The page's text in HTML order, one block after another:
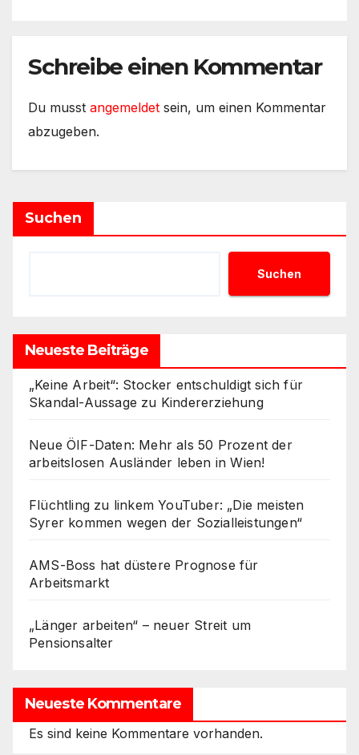
Schreibe einen Kommentar
Du musst angemeldet sein, um einen Kommentar
abzugeben.
Suchen
Suchen
Neueste Beiträge
„Keine Arbeit“: Stocker entschuldigt sich für
Skandal-Aussage zu Kindererziehung
Neue ÖIF-Daten: Mehr als 50 Prozent der
arbeitslosen Ausländer leben in Wien!
Flüchtling zu linkem YouTuber: „Die meisten
Syrer kommen wegen der Sozialleistungen“
AMS-Boss hat düstere Prognose für
Arbeitsmarkt
„Länger arbeiten“ – neuer Streit um
Pensionsalter
Neueste Kommentare
Es sind keine Kommentare vorhanden.